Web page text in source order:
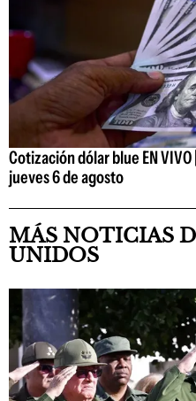
Cotización dólar blue EN
jueves 6 de agosto
MÁS NOTICIAS
UNIDOS